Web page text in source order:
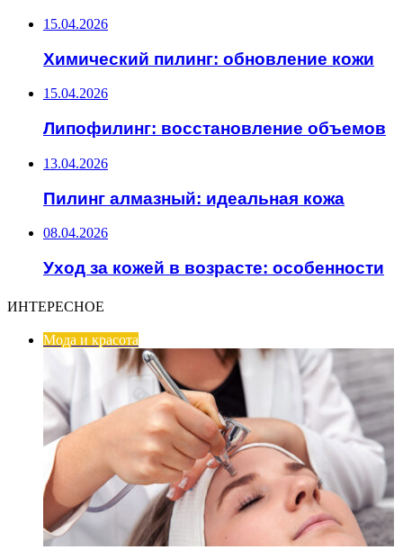
15.04.2026
Химический пилинг: обновление кожи
15.04.2026
Липофилинг: восстановление объемов
13.04.2026
Пилинг алмазный: идеальная кожа
08.04.2026
Уход за кожей в возрасте: особенности
ИНТЕРЕСНОЕ
Мода и красота